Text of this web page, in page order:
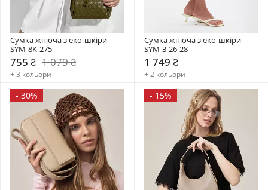
Сумка жіноча з еко-шкіри
SYM-8К-275
755 ₴ 1 079 ₴
+ 3 кольори
Сумка жіноча з еко-шкіри
SYM-3-26-28
1 749 ₴
+ 2 кольори
- 30% - 15%